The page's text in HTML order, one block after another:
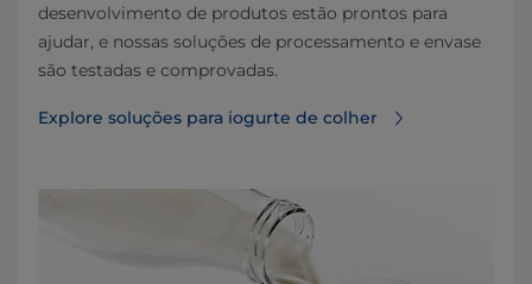
desenvolvimento de produtos estão prontos para
ajudar, e nossas soluções de processamento e envase
são testadas e comprovadas.
Explore soluções para iogurte de colher